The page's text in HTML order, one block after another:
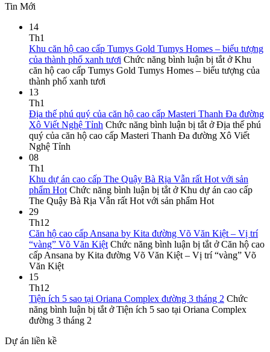
Tin Mới
14
Th1
Khu căn hộ cao cấp Tumys Gold Tumys Homes – biểu tượng
của thành phố xanh tươi Chức năng bình luận bị tắt ở Khu
căn hộ cao cấp Tumys Gold Tumys Homes – biểu tượng của
thành phố xanh tươi
13
Th1
Địa thế phú quý của căn hộ cao cấp Masteri Thanh Đa đường
Xô Viết Nghệ Tỉnh Chức năng bình luận bị tắt ở Địa thế phú
quý của căn hộ cao cấp Masteri Thanh Đa đường Xô Viết
Nghệ Tỉnh
08
Th1
Khu dự án cao cấp The Quậy Bà Rịa Vẫn rất Hot với sản
phẩm Hot Chức năng bình luận bị tắt ở Khu dự án cao cấp
The Quậy Bà Rịa Vẫn rất Hot với sản phẩm Hot
29
Th12
Căn hộ cao cấp Ansana by Kita đường Võ Văn Kiệt – Vị trí
“vàng” Võ Văn Kiệt Chức năng bình luận bị tắt ở Căn hộ cao
cấp Ansana by Kita đường Võ Văn Kiệt – Vị trí “vàng” Võ
Văn Kiệt
15
Th12
Tiện ích 5 sao tại Oriana Complex đường 3 tháng 2 Chức
năng bình luận bị tắt ở Tiện ích 5 sao tại Oriana Complex
đường 3 tháng 2
Dự án liền kề